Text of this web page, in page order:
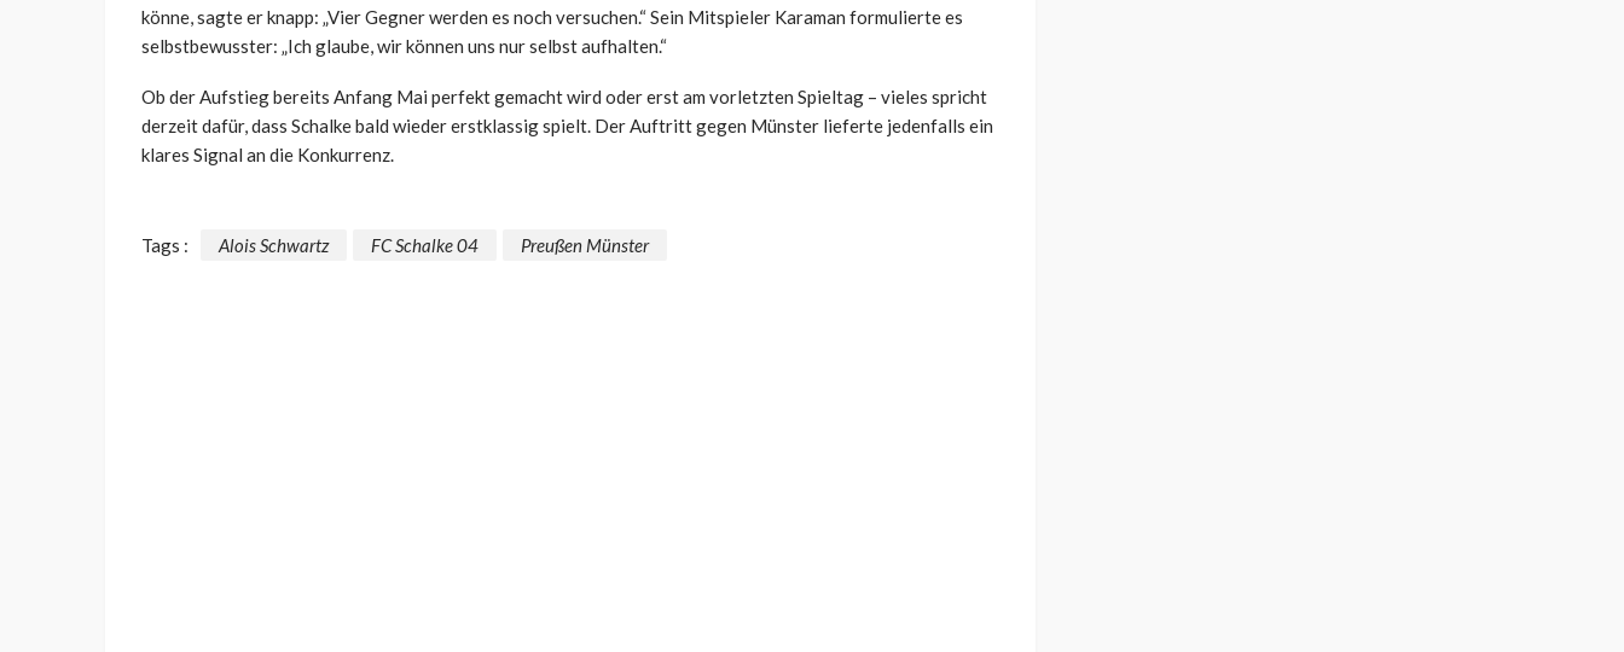
könne, sagte er knapp: „Vier Gegner werden es noch versuchen.“ Sein Mitspieler Karaman formulierte es
selbstbewusster: „Ich glaube, wir können uns nur selbst aufhalten.“
Ob der Aufstieg bereits Anfang Mai perfekt gemacht wird oder erst am vorletzten Spieltag – vieles spricht
derzeit dafür, dass Schalke bald wieder erstklassig spielt. Der Auftritt gegen Münster lieferte jedenfalls ein
klares Signal an die Konkurrenz.
Tags : Alois Schwartz FC Schalke 04 Preußen Münster